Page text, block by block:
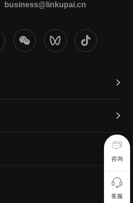
咨询
客服
business@linkupai.cn